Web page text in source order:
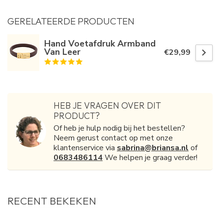
GERELATEERDE PRODUCTEN
Hand Voetafdruk Armband
Van Leer €29,99
HEB JE VRAGEN OVER DIT
PRODUCT?
Of heb je hulp nodig bij het bestellen?
Neem gerust contact op met onze
klantenservice via sabrina@briansa.nl of
0683486114We helpen je graag verder!
RECENT BEKEKEN